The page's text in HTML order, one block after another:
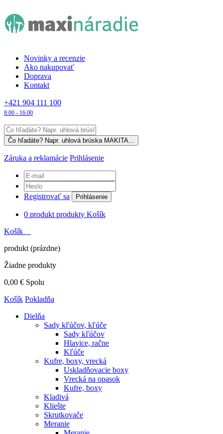
Novinky a recenzie
Ako nakupovať
Doprava
Kontakt
+421 904 111 100
8:00 - 16:00
Záruka a reklamácie Prihlásenie
Registrovať sa Prihlásenie
0 produkt produkty Košík
Košík
produkt (prázdne)
Žiadne produkty
0,00 € Spolu
Košík Pokladňa
Dielňa
Sady kľúčov, kľúče
Sady kľúčov
Hlavice, račne
Kľúče
Kufre, boxy, vrecká
Uskladňovacie boxy
Vrecká na opasok
Kufre, boxy
Kladivá
Kliešte
Skrutkovače
Meranie